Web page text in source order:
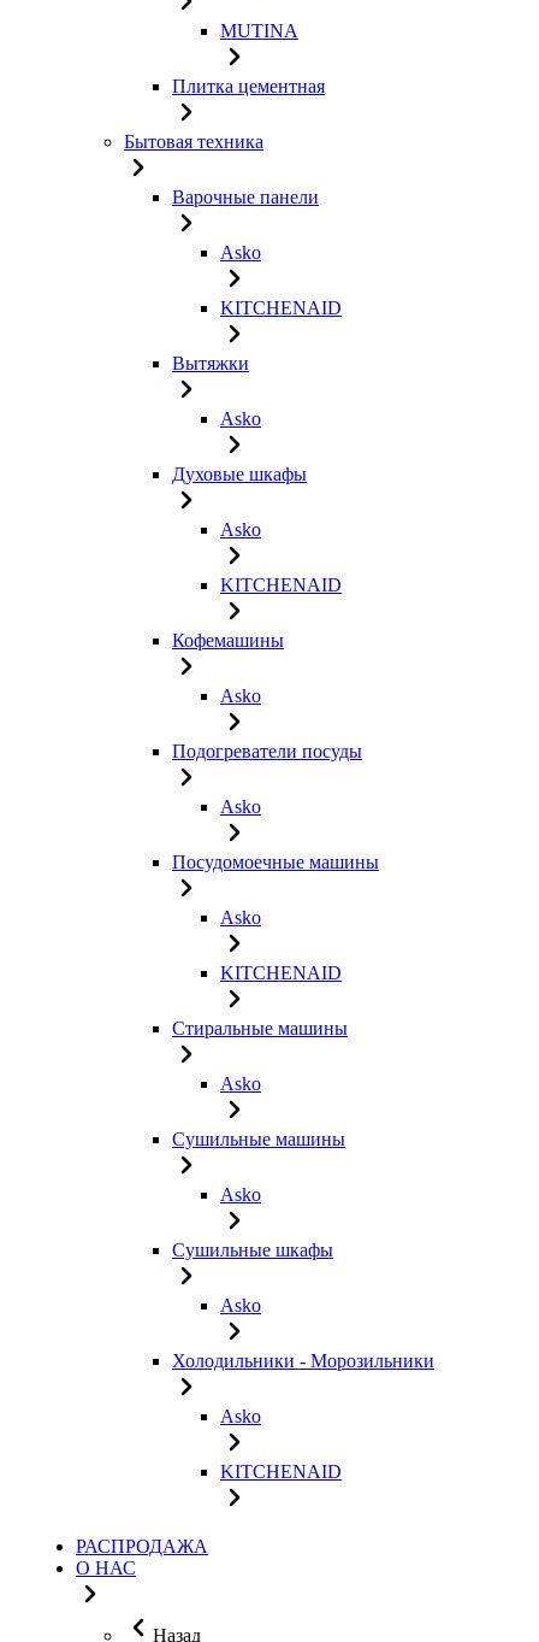
MUTINA
Плитка цементная
Бытовая техника
Варочные панели
Asko
KITCHENAID
Вытяжки
Asko
Духовые шкафы
Asko
KITCHENAID
Кофемашины
Asko
Подогреватели посуды
Asko
Посудомоечные машины
Asko
KITCHENAID
Стиральные машины
Asko
Сушильные машины
Asko
Сушильные шкафы
Asko
Холодильники - Морозильники
Asko
KITCHENAID
РАСПРОДАЖА
О НАС
Назад